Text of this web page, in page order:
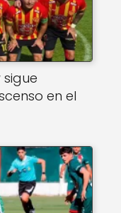
en el